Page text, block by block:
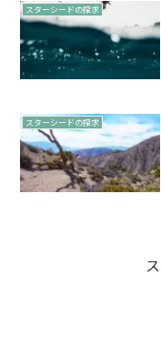
スターシードの探求
スターシードの探求